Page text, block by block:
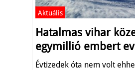
Aktuális
Hatalmas vihar
egymillió embert
Évtizedek óta nem volt